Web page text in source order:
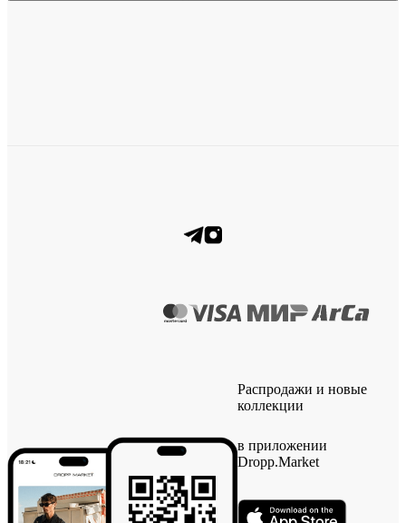
Распродажи и новые
коллекции
в приложении
Dropp.Market